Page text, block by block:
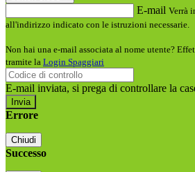
E-mail Verrà
all'indirizzo indicato con le istruzioni necessarie.
Non hai una e-mail associata al nome utente?
tramite la Login Spaggiari
E-mail inviata, si prega di controllare la
Errore
Chiudi
Successo